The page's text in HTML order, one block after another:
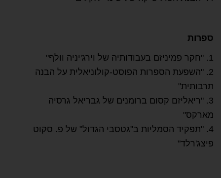
ספרות
1. "חקר פמיניזם בעבודותיה של וירג'יניה וולף"
2. "השפעת הספרות הפוסט-קולוניאלית על הבנה
תרבותית"
3. "ריאליזם קסום ברומנים של גבריאל גרסיה
מארקס"
4. "תפקיד הסמליות ב"גטסבי הגדול" של פ. סקוט
פיצג'רלד"